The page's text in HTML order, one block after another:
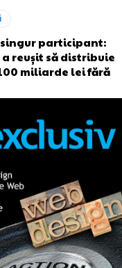
participant:
reușit să distribuie
miliarde lei fără